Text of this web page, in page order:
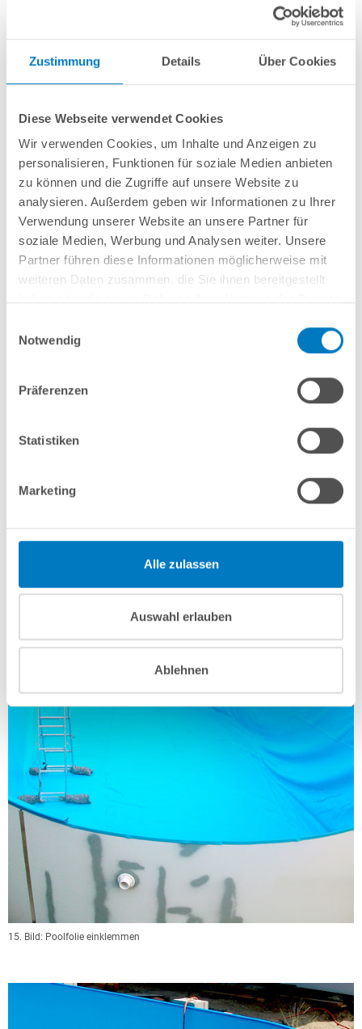
Zustimmung Details Über Cookies
Diese Webseite verwendet Cookies
Wir verwenden Cookies, um Inhalte und Anzeigen zu
personalisieren, Funktionen für soziale Medien anbieten
zu können und die Zugriffe auf unsere Website zu
analysieren. Außerdem geben wir Informationen zu Ihrer
Verwendung unserer Website an unsere Partner für
soziale Medien, Werbung und Analysen weiter. Unsere
Partner führen diese Informationen möglicherweise mit
weiteren Daten zusammen, die Sie ihnen bereitgestellt
Notwendig
Präferenzen
Statistiken
Marketing
Alle zulassen
Auswahl erlauben
Ablehnen
13. Bild: Unterlegvlies, Bodenschienen und Stützwände vorbereiten
14. Bild: Stahlwand montieren
15. Bild: Poolfolie einklemmen